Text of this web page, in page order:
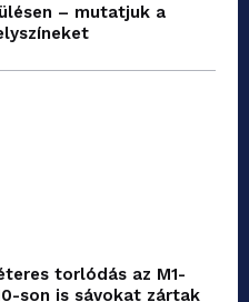
– mutatjuk a
torlódás az M1-
son is sávokat zártak